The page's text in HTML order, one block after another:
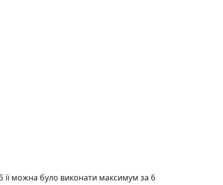
можна було виконати максимум за 6